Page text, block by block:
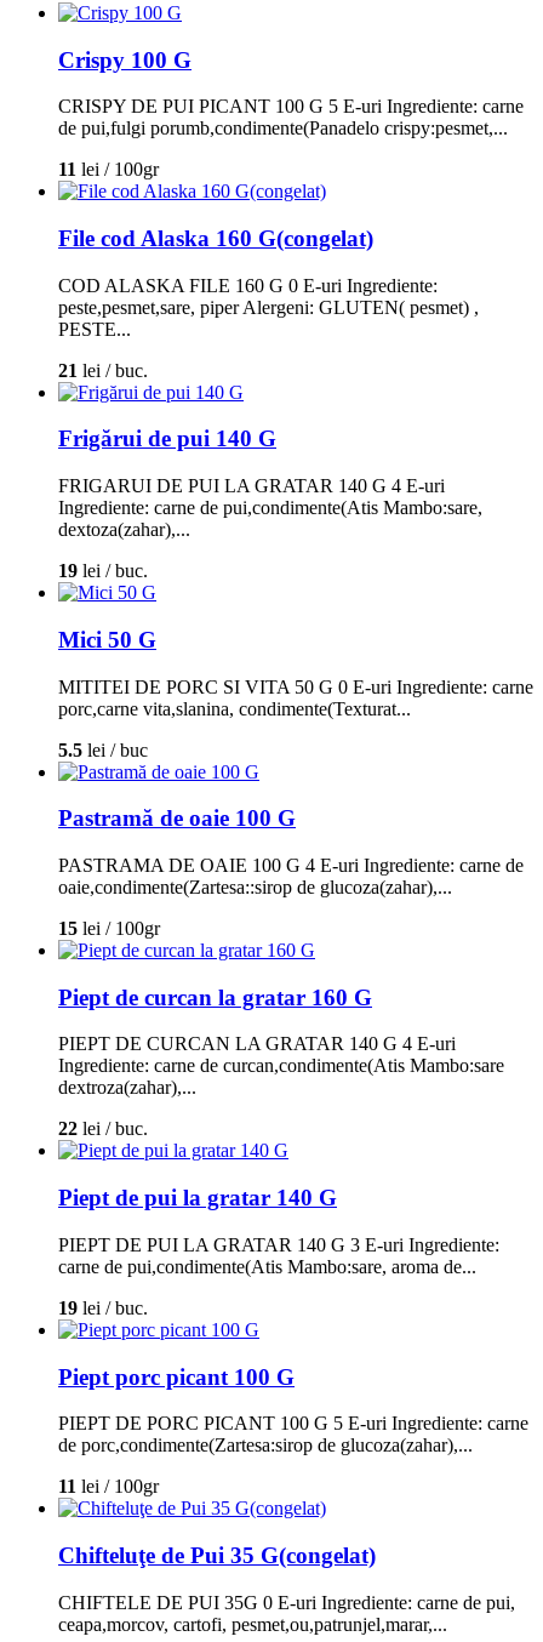
Crispy 100 G
CRISPY DE PUI PICANT 100 G 5 E-uri Ingrediente: carne
de pui,fulgi porumb,condimente(Panadelo crispy:pesmet,...
11 lei / 100gr
File cod Alaska 160 G(congelat)
COD ALASKA FILE 160 G 0 E-uri Ingrediente:
peste,pesmet,sare, piper Alergeni: GLUTEN( pesmet) ,
PESTE...
21 lei / buc.
Frigărui de pui 140 G
FRIGARUI DE PUI LA GRATAR 140 G 4 E-uri
Ingrediente: carne de pui,condimente(Atis Mambo:sare,
dextoza(zahar),...
19 lei / buc.
Mici 50 G
MITITEI DE PORC SI VITA 50 G 0 E-uri Ingrediente: carne
porc,carne vita,slanina, condimente(Texturat...
5.5 lei / buc
Pastramă de oaie 100 G
PASTRAMA DE OAIE 100 G 4 E-uri Ingrediente: carne de
oaie,condimente(Zartesa::sirop de glucoza(zahar),...
15 lei / 100gr
Piept de curcan la gratar 160 G
PIEPT DE CURCAN LA GRATAR 140 G 4 E-uri
Ingrediente: carne de curcan,condimente(Atis Mambo:sare
dextroza(zahar),...
22 lei / buc.
Piept de pui la gratar 140 G
PIEPT DE PUI LA GRATAR 140 G 3 E-uri Ingrediente:
carne de pui,condimente(Atis Mambo:sare, aroma de...
19 lei / buc.
Piept porc picant 100 G
PIEPT DE PORC PICANT 100 G 5 E-uri Ingrediente: carne
de porc,condimente(Zartesa:sirop de glucoza(zahar),...
11 lei / 100gr
Chifteluţe de Pui 35 G(congelat)
CHIFTELE DE PUI 35G 0 E-uri Ingrediente: carne de pui,
ceapa,morcov, cartofi, pesmet,ou,patrunjel,marar,...